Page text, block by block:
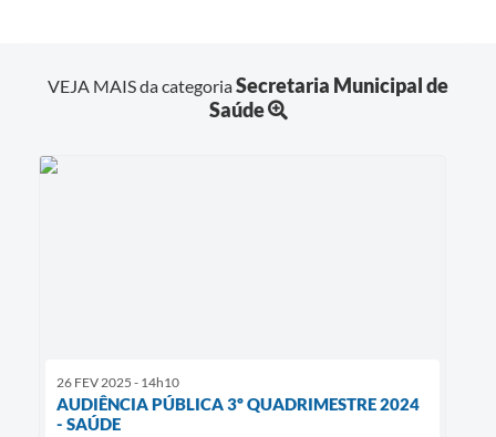
VEJA MAIS da categoriaSecretaria Municipal de
Saúde
26 FEV 2025 - 14h10
AUDIÊNCIA PÚBLICA 3º QUADRIMESTRE 2024
- SAÚDE